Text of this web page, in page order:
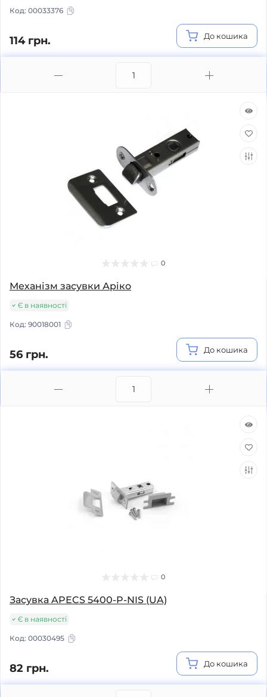
Код: 00033376
114 грн. До кошика
0
Механізм засувки Аріко
Є в наявності
Код: 90018001
56 грн. До кошика
0
Засувка APECS 5400-P-NIS (UA)
Є в наявності
Код: 00030495
82 грн. До кошика